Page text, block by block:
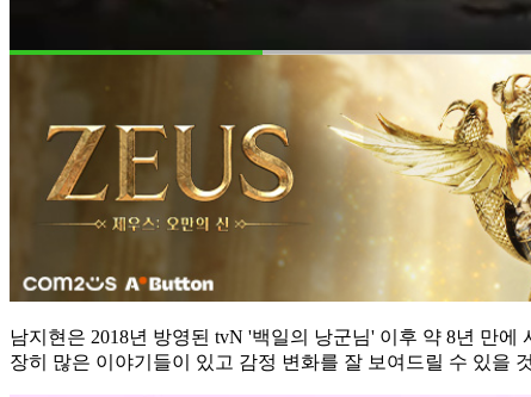
남지현은 2018년 방영된 tvN '백일의 낭군님' 이후 약 8년 만
장히 많은 이야기들이 있고 감정 변화를 잘 보여드릴 수 있을